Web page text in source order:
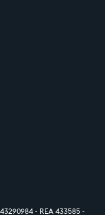
- REA 433585 -